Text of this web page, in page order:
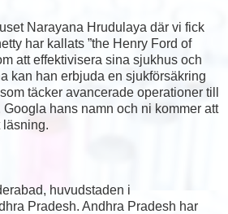
Narayana Hrudulaya där vi fick
har kallats ”the Henry Ford of
att effektivisera sina sjukhus och
kan han erbjuda en sjukförsäkring
täcker avancerade operationer till
hans namn och ni kommer att
läsning.
huvudstaden i
Pradesh. Andhra Pradesh har